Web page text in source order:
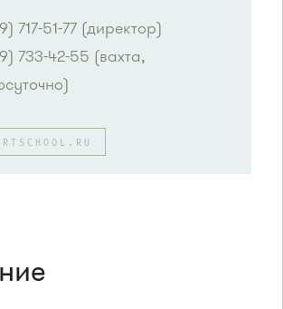
№ 14, 17, 18, 19, 20, 400к.
№ 164, 417м, 419м, 476м, 479м
"Центр занятости
№ 5, 14, 19, 22, 400к.
717-51-77 (директор)
733-42-55 (вахта,